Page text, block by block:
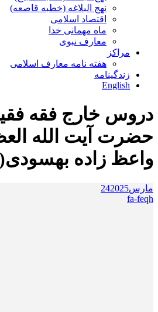
نهج البلاغه (خطبه قاصعه)
اقتصاد اسلامی
ماه مهمانی خدا
معارف نبوی
مراکز
هفته نامه معارف اسلامی
زندگینامه
English
دروس خارج فقه
حضرت آیت الله
واعظ زاده
مارس 242025
fa-feqh